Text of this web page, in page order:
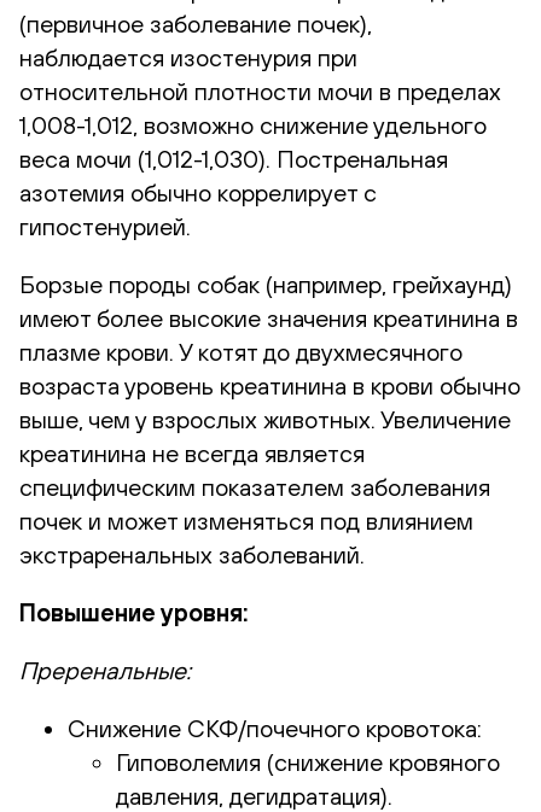
(первичное заболевание почек),
наблюдается изостенурия при
относительной плотности мочи в пределах
1,008-1,012, возможно снижение удельного
веса мочи (1,012-1,030). Постренальная
азотемия обычно коррелирует с
гипостенурией.
Борзые породы собак (например, грейхаунд)
имеют более высокие значения креатинина в
плазме крови. У котят до двухмесячного
возраста уровень креатинина в крови обычно
выше, чем у взрослых животных. Увеличение
креатинина не всегда является
специфическим показателем заболевания
почек и может изменяться под влиянием
экстраренальных заболеваний.
Повышение уровня:
Преренальные:
Снижение СКФ/почечного кровотока:
Гиповолемия (снижение кровяного
давления, дегидратация).